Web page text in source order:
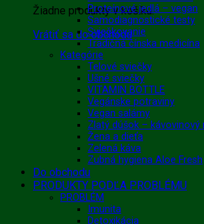
Žiadne produkty v košíku.
Vrátiť sa do obchodu
Proteínové jedlá – vegan
Samodiagnostické testy
Sviečkovanie
Tradičná čínska medicína
Kategórie
Telové sviečky
Ušné sviečky
VITAMIN BOTTLE
Vegánske potraviny
Vegan salámy
Zlatý dúšok – kávovinový
Žena a dieťa
Zelená káva
Zubná hygiena Aloe Fresh
Do obchodu
PRODUKTY PODĽA PROBLÉMU
PROBLÉM
Imunita
Detoxikácia